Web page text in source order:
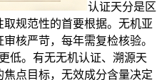
认证天分是区
规范性的首要根据。无机亚
核严苛，每年需复检核验。
低。有无无机认证、溯源天
点目标，无效成分含量决定